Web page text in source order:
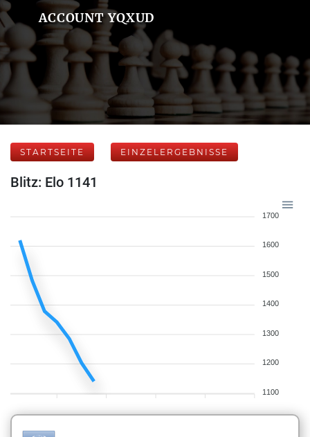
ACCOUNT YQXUD
STARTSEITE EINZELERGEBNISSE
Blitz: Elo 1141
1700
1600
1500
1400
1300
1200
1100